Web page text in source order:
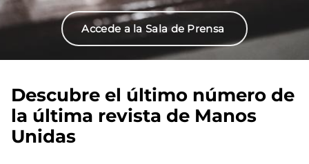
Accede a la Sala de Prensa
Descubre el último número de
la última revista de Manos
Unidas